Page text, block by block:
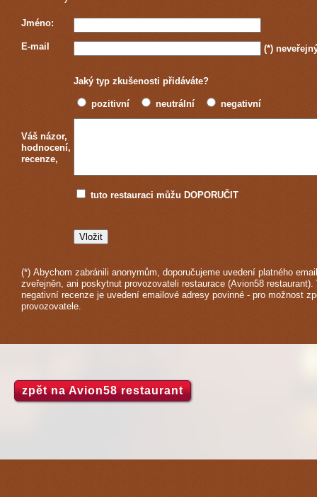
Jméno:
E-mail (*)
Jaký typ zkušenosti přidáváte?
pozitivní neutrální negativní
Váš názor,
hodnocení,
recenze,
tuto restauraci můžu DOPORUČIT
(*) Abychom zabránili anonymům, doporučujeme uvedení platného
zveřejněn, ani poskytnut provozovateli restaurace (Avion58
negativní recenze je uvedení emailové adresy povinné - pro možnost
provozovatele.
zpět na Avion58 restaurant